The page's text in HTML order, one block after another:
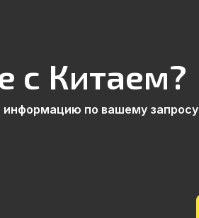
с Китаем?
по вашему